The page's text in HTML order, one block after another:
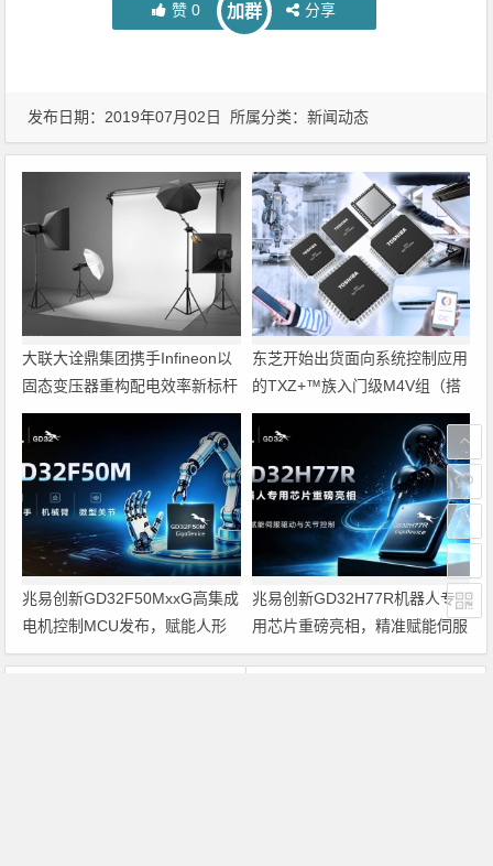
赞 0 加群 分享
发布日期：2019年07月02日 所属分类：新闻动态
大联大诠鼎集团携手Infineon以
固态变压器重构配电效率新标杆
东芝开始出货面向系统控制应用
的TXZ+™族入门级M4V组（搭
载Arm Cortex‑M4内核的标准微
控制器）工程样品
兆易创新GD32F50MxxG高集成
电机控制MCU发布，赋能人形
机器人关节驱动革新
兆易创新GD32H77R机器人专
用芯片重磅亮相，精准赋能伺服
驱动与关节控制